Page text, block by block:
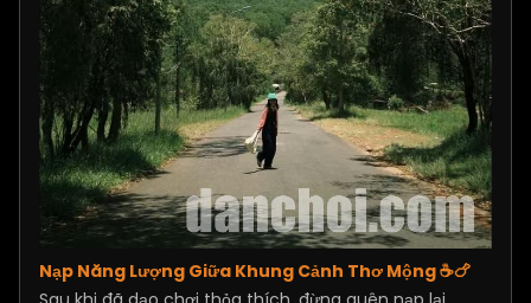
Nạp Năng Lượng Giữa Khung Cảnh Thơ Mộng ☕🍗